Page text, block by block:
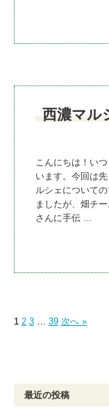
西濃マル
こんにちは！い
います。今回は
ルシェについて
ましたが、畑チ
さんに手伝 …
1 2 3 … 39 次へ »
最近の投稿